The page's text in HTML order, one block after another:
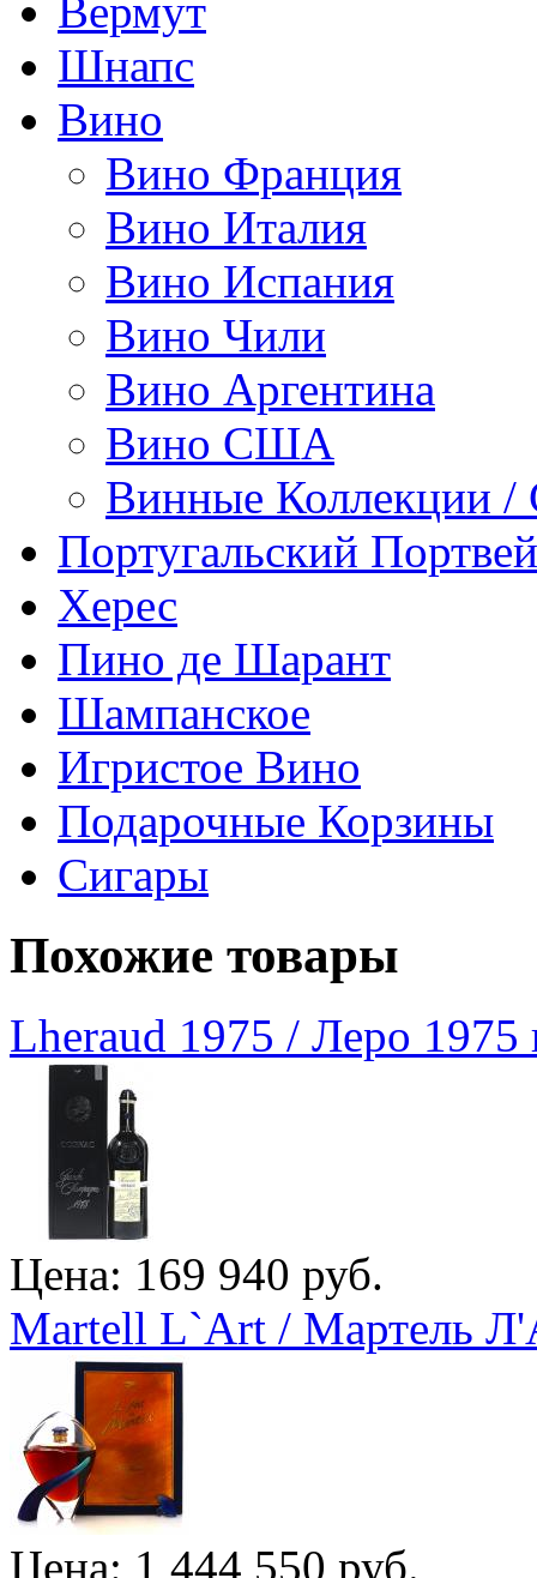
Вермут
Шнапс
Вино
Вино Франция
Вино Италия
Вино Испания
Вино Чили
Вино Аргентина
Вино США
Винные Коллекции /
Португальский
Херес
Пино де Шарант
Шампанское
Игристое Вино
Подарочные Корзины
Сигары
Похожие товары
Lheraud 1975 / Леро 1975
Цена: 169 940 руб.
Martell L`Art / Мартель
Цена: 1 444 550 руб.